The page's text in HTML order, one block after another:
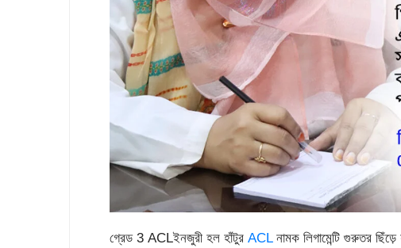
গ্রেড 3 ACLইনজুরী হল হাঁটুর ACLনামক লিগামেন্টি গুরুতর